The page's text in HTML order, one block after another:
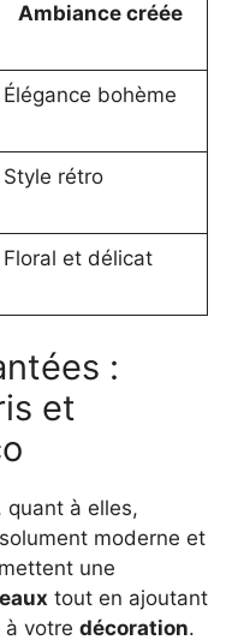
Ambiance créée
Élégance bohème
Style rétro
Floral et délicat
:
et
quant à elles,
moderne et
une
tout en ajoutant
à votre décoration.